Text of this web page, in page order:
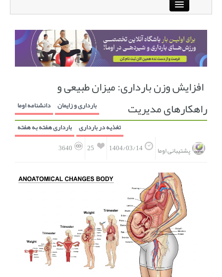
باشگاه آنلاین ورزشی اوما
دانشنامه سلامت بانوان پرسش و پاسخ
انجمن متخصصین زنان و اوما انتخاب نام کودک
فهرست مواد غذایی اپلیکیشن بارداری و کودک اوما
افزایش وزن بارداری: میزان طبیعی و
راهکارهای مدیریت
دانشنامه اوما بارداری و زایمان
تغذیه در بارداری بارداری هفته به هفته
3640
25 1404/03/14 پشتیبانی اوما